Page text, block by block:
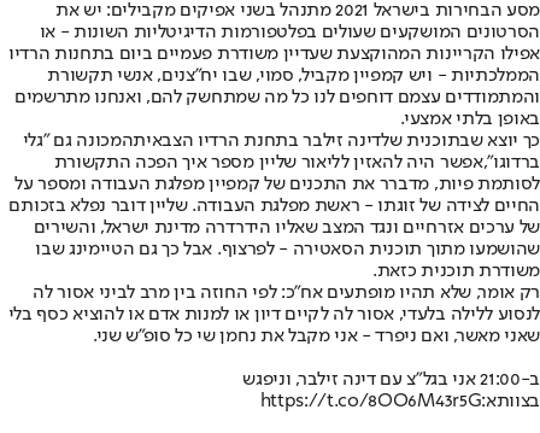
מסע הבחירות בישראל 2021 מתנהל בשני אפיקים מקבילים: יש את
הסרטונים המושקעים שעולים בפלטפורמות הדיגיטליות השונות - או
אפילו הקריינות המהוקצעת שעדיין משודרת פעמיים ביום בתחנות הרדיו
הממלכתיות - ויש קמפיין מקביל, סמוי, שבו יח"צנים, אנשי תקשורת
והמתמודדים עצמם דוחפים לנו כל מה שמתחשק להם, ואנחנו מתרשמים
באופן בלתי אמצעי.
כך יוצא שבתוכנית שלדינה זילבר בתחנת הרדיו הצבאיתהמכונה גם "גלי
ברדוגו",אפשר היה להאזין לליאור שליין מספר איך הפכה התקשורת
לסותמת פיות, מדברר את התכנים של קמפיין מפלגת העבודה ומספר על
החיים לצידה של זוגתו - ראשת מפלגת העבודה. שליין דובר נפלא בזכותם
של ערכים אזרחיים ונגד המצב שאליו הידרדרה מדינת ישראל, והשירים
שהושמעו מתוך תוכנית הסאטירה - לפרצוף. אבל כך גם הטיימינג שבו
משודרת תוכנית כזאת.
רק אומר, שלא תהיו מופתעים אח"כ: לפי החוזה בין מרב לביני אסור לה
לנסוע ללילה בלעדי, אסור לה לקיים דיון או למנות אדם או להוציא כסף בלי
שאני מאשר, ואם ניפרד - אני מקבל את נחמן שי כל סופ"ש שני.
ב-21:00 אני בגל"צ עם דינה זילבר, וניפגש
בצוותא:https://t.co/8OO6M43r5G